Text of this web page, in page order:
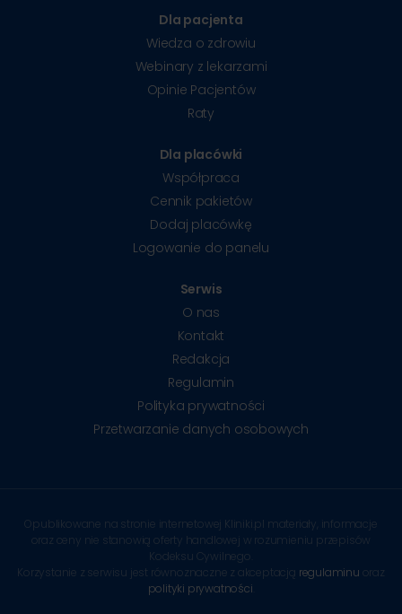
Dla pacjenta
Wiedza o zdrowiu
Webinary z lekarzami
Opinie Pacjentów
Raty
Dla placówki
Współpraca
Cennik pakietów
Dodaj placówkę
Logowanie do panelu
Serwis
O nas
Kontakt
Redakcja
Regulamin
Polityka prywatności
Przetwarzanie danych osobowych
Opublikowane na stronie internetowej Kliniki.pl materiały, informacje
oraz ceny nie stanowią oferty handlowej w rozumieniu przepisów
Kodeksu Cywilnego.
Korzystanie z serwisu jest równoznaczne z akceptacją regulaminu oraz
polityki prywatności